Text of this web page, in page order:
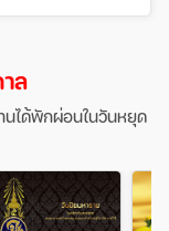
ล
นได้พักผ่อนในวันหยุด